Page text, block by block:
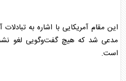
این مقام آمریکایی با اشاره به
مدعی شد که هیچ گفت‌وگویی لغو
است.